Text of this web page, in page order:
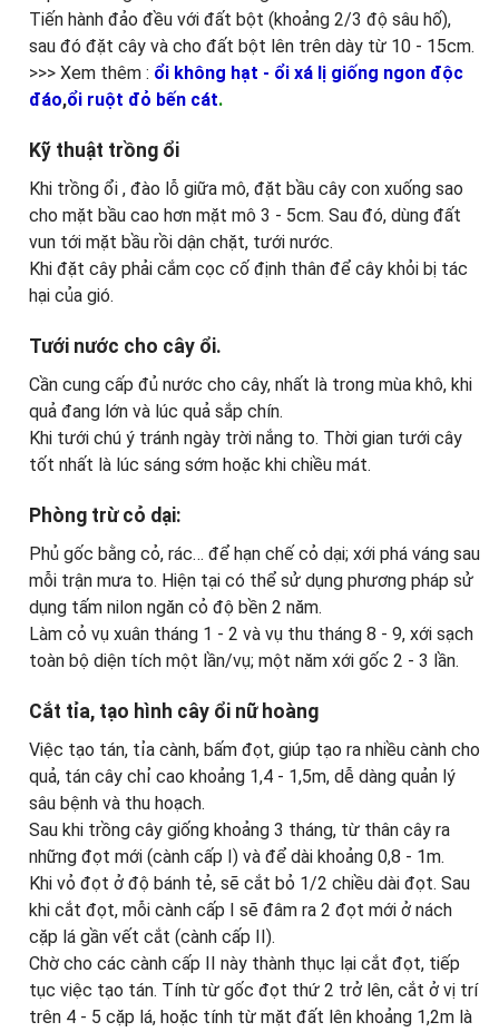
Tiến hành đảo đều với đất bột (khoảng 2/3 độ sâu hố),
sau đó đặt cây và cho đất bột lên trên dày từ 10 - 15cm.
>>> Xem thêm : ổi không hạt - ổi xá lị giống ngon độc
đáo,ổi ruột đỏ bến cát.
Kỹ thuật trồng ổi
Khi trồng ổi , đào lỗ giữa mô, đặt bầu cây con xuống sao
cho mặt bầu cao hơn mặt mô 3 - 5cm. Sau đó, dùng đất
vun tới mặt bầu rồi dận chặt, tưới nước.
Khi đặt cây phải cắm cọc cố định thân để cây khỏi bị tác
hại của gió.
Tưới nước cho cây ổi.
Cần cung cấp đủ nước cho cây, nhất là trong mùa khô, khi
quả đang lớn và lúc quả sắp chín.
Khi tưới chú ý tránh ngày trời nắng to. Thời gian tưới cây
tốt nhất là lúc sáng sớm hoặc khi chiều mát.
Phòng trừ cỏ dại:
Phủ gốc bằng cỏ, rác… để hạn chế cỏ dại; xới phá váng sau
mỗi trận mưa to. Hiện tại có thể sử dụng phương pháp sử
dụng tấm nilon ngăn cỏ độ bền 2 năm.
Làm cỏ vụ xuân tháng 1 - 2 và vụ thu tháng 8 - 9, xới sạch
toàn bộ diện tích một lần/vụ; một năm xới gốc 2 - 3 lần.
Cắt tỉa, tạo hình cây ổi nữ hoàng
Việc tạo tán, tỉa cành, bấm đọt, giúp tạo ra nhiều cành cho
quả, tán cây chỉ cao khoảng 1,4 - 1,5m, dễ dàng quản lý
sâu bệnh và thu hoạch.
Sau khi trồng cây giống khoảng 3 tháng, từ thân cây ra
những đọt mới (cành cấp I) và để dài khoảng 0,8 - 1m.
Khi vỏ đọt ở độ bánh tẻ, sẽ cắt bỏ 1/2 chiều dài đọt. Sau
khi cắt đọt, mỗi cành cấp I sẽ đâm ra 2 đọt mới ở nách
cặp lá gần vết cắt (cành cấp II).
Chờ cho các cành cấp II này thành thục lại cắt đọt, tiếp
tục việc tạo tán. Tính từ gốc đọt thứ 2 trở lên, cắt ở vị trí
trên 4 - 5 cặp lá, hoặc tính từ mặt đất lên khoảng 1,2m là